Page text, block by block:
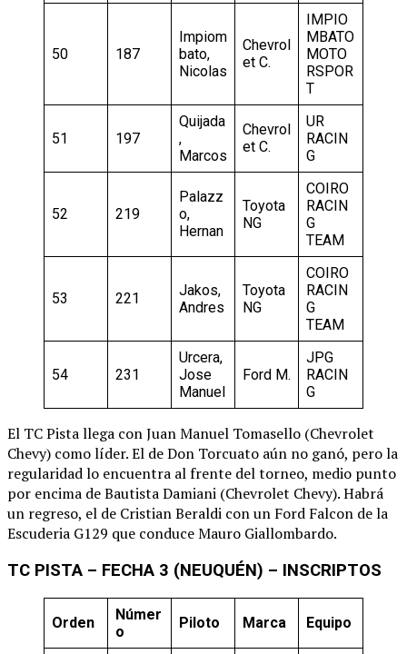
50 187
Impiom
bato,
Nicolas
Chevrol
et C.
IMPIO
MBATO
MOTO
RSPOR
T
51 197
Quijada
,
Marcos
Chevrol
et C.
UR
RACIN
G
52 219
Palazz
o,
Hernan
Toyota
NG
COIRO
RACIN
G
TEAM
53 221
Jakos,
Andres
Toyota
NG
COIRO
RACIN
G
TEAM
54 231
Urcera,
Jose
Manuel
Ford M.
JPG
RACIN
G
El TC Pista llega con Juan Manuel Tomasello (Chevrolet
Chevy) como líder. El de Don Torcuato aún no ganó, pero la
regularidad lo encuentra al frente del torneo, medio punto
por encima de Bautista Damiani (Chevrolet Chevy). Habrá
un regreso, el de Cristian Beraldi con un Ford Falcon de la
Escuderia G129 que conduce Mauro Giallombardo.
TC PISTA – FECHA 3 (NEUQUÉN) – INSCRIPTOS
Orden
Númer
o
Piloto Marca Equipo